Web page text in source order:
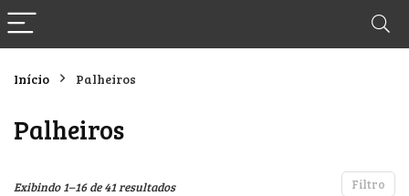
Início Palheiros
Palheiros
Filtro
Exibindo 1–16 de 41 resultadosClassificado